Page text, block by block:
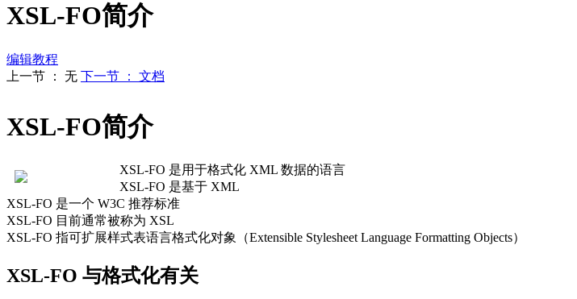
XSL-FO简介
编辑教程
上一节 ： 无 下一节 ： 文档
XSL-FO简介
XSL-FO 是用于格式化 XML 数据的语言
XSL-FO 是基于 XML
XSL-FO 是一个 W3C 推荐标准
XSL-FO 目前通常被称为 XSL
XSL-FO 指可扩展样式表语言格式化对象（Extensible Stylesheet Language Formatting Objects）
XSL-FO 与格式化有关